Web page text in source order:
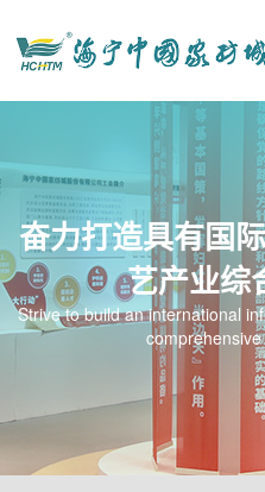
奋力打造具有国
艺产业综
Strive to build an international